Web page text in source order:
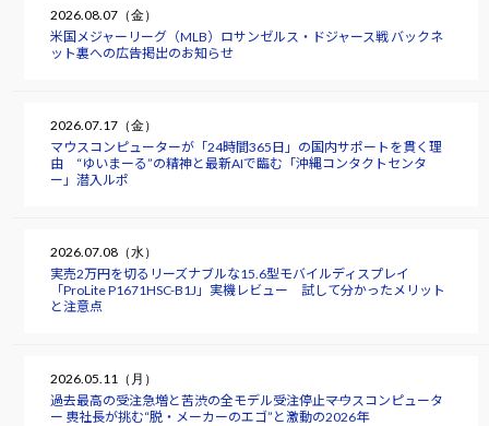
2026.08.07（金）
米国メジャーリーグ（MLB）ロサンゼルス・ドジャース戦 バックネ
ット裏への広告掲出のお知らせ
2026.07.17（金）
マウスコンピューターが「24時間365日」の国内サポートを貫く理
由 “ゆいまーる”の精神と最新AIで臨む「沖縄コンタクトセンタ
ー」潜入ルポ
2026.07.08（水）
実売2万円を切るリーズナブルな15.6型モバイルディスプレイ
「ProLite P1671HSC-B1J」実機レビュー 試して分かったメリット
と注意点
2026.05.11（月）
過去最高の受注急増と苦渋の全モデル受注停止――マウスコンピュータ
ー 軣社長が挑む“脱・メーカーのエゴ”と激動の2026年